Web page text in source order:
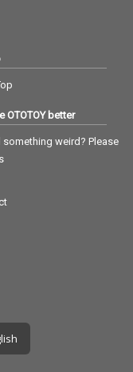
OTOTOY better
something weird? Please